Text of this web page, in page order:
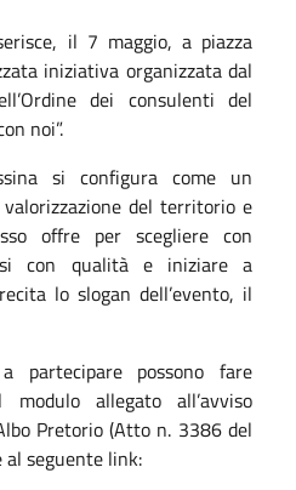
il 7 maggio, a piazza
iniziativa organizzata dal
dei consulenti del
noi”.
si configura come un
del territorio e
offre per scegliere con
con qualità e iniziare a
lo slogan dell’evento, il
partecipare possono fare
allegato all’avviso
Pretorio (Atto n. 3386 del
seguente link: